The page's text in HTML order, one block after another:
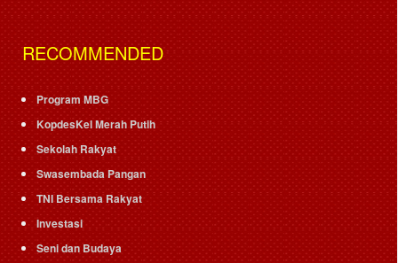
RECOMMENDED
Program MBG
KopdesKel Merah Putih
Sekolah Rakyat
Swasembada Pangan
TNI Bersama Rakyat
Investasi
Seni dan Budaya